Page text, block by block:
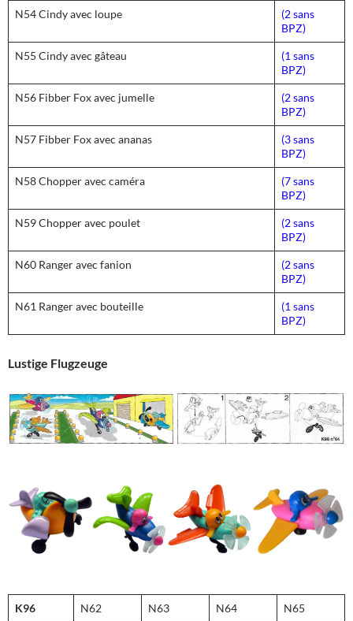
N54 Cindy avec loupe
(2 sans
BPZ)
N55 Cindy avec gâteau
(1 sans
BPZ)
N56 Fibber Fox avec jumelle
(2 sans
BPZ)
N57 Fibber Fox avec ananas
(3 sans
BPZ)
N58 Chopper avec caméra
(7 sans
BPZ)
N59 Chopper avec poulet
(2 sans
BPZ)
N60 Ranger avec fanion
(2 sans
BPZ)
N61 Ranger avec bouteille
(1 sans
BPZ)
Lustige Flugzeuge
K96 N62 N63 N64 N65